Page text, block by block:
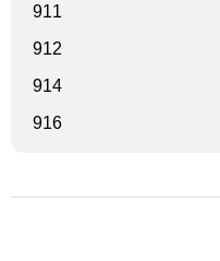
911
912
914
916